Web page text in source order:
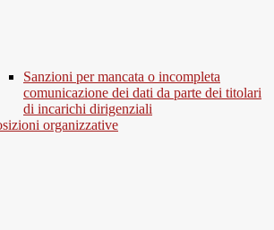
Sanzioni per mancata o incompleta
comunicazione dei dati da parte dei titolari
di incarichi dirigenziali
organizzative